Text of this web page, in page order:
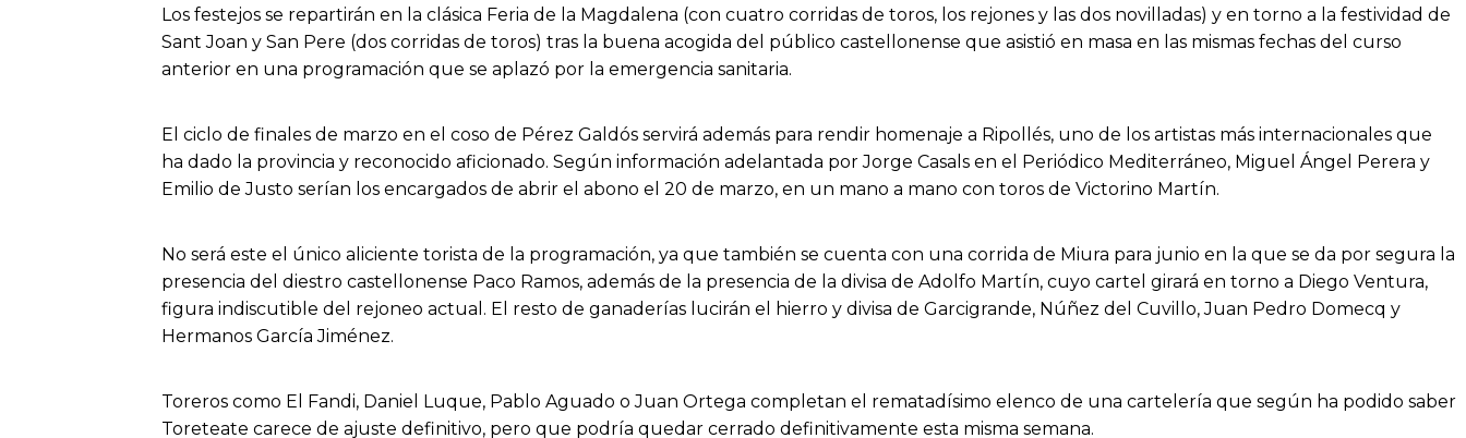
Los festejos se repartirán en la clásica Feria de la Magdalena (con cuatro corridas de toros, los rejones y las dos novilladas) y en torno a la festividad de
Sant Joan y San Pere (dos corridas de toros) tras la buena acogida del público castellonense que asistió en masa en las mismas fechas del curso
anterior en una programación que se aplazó por la emergencia sanitaria.
El ciclo de finales de marzo en el coso de Pérez Galdós servirá además para rendir homenaje a Ripollés, uno de los artistas más internacionales que
ha dado la provincia y reconocido aficionado. Según información adelantada por Jorge Casals en el Periódico Mediterráneo, Miguel Ángel Perera y
Emilio de Justo serían los encargados de abrir el abono el 20 de marzo, en un mano a mano con toros de Victorino Martín.
No será este el único aliciente torista de la programación, ya que también se cuenta con una corrida de Miura para junio en la que se da por segura la
presencia del diestro castellonense Paco Ramos, además de la presencia de la divisa de Adolfo Martín, cuyo cartel girará en torno a Diego Ventura,
figura indiscutible del rejoneo actual. El resto de ganaderías lucirán el hierro y divisa de Garcigrande, Núñez del Cuvillo, Juan Pedro Domecq y
Hermanos García Jiménez.
Toreros como El Fandi, Daniel Luque, Pablo Aguado o Juan Ortega completan el rematadísimo elenco de una cartelería que según ha podido saber
Toreteate carece de ajuste definitivo, pero que podría quedar cerrado definitivamente esta misma semana.